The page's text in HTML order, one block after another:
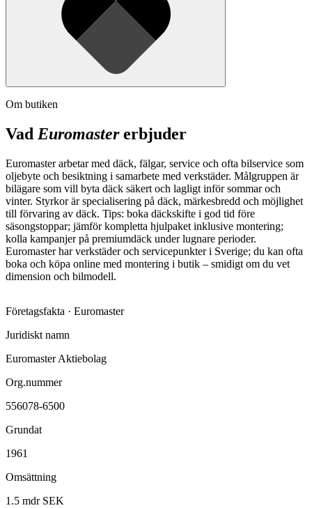
Om butiken
Vad Euromastererbjuder
Euromaster arbetar med däck, fälgar, service och ofta bilservice som
oljebyte och besiktning i samarbete med verkstäder. Målgruppen är
bilägare som vill byta däck säkert och lagligt inför sommar och
vinter. Styrkor är specialisering på däck, märkesbredd och möjlighet
till förvaring av däck. Tips: boka däckskifte i god tid före
säsongstoppar; jämför kompletta hjulpaket inklusive montering;
kolla kampanjer på premiumdäck under lugnare perioder.
Euromaster har verkstäder och servicepunkter i Sverige; du kan ofta
boka och köpa online med montering i butik – smidigt om du vet
dimension och bilmodell.
Företagsfakta · Euromaster
Juridiskt namn
Euromaster Aktiebolag
Org.nummer
556078-6500
Grundat
1961
Omsättning
1.5 mdr SEK